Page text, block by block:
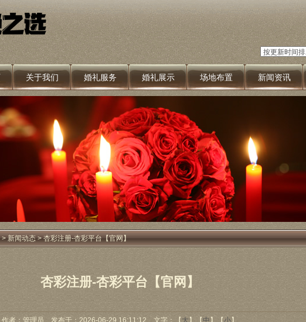
关于我们 婚礼服务 婚礼展示 场地布置 新闻资讯
>新闻动态> 杏彩注册-杏彩平台【官网】
杏彩注册-杏彩平台【官网】
作者：管理员 发布于：2026-06-29 16:11:12 文字：【 大 】【中 】【小】